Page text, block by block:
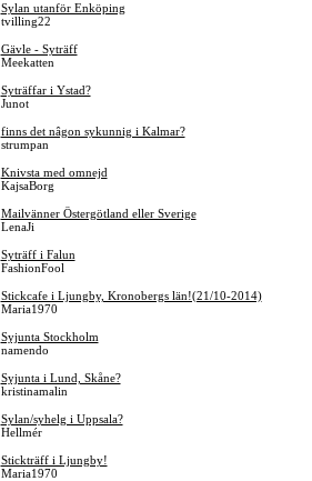
Sylan utanför Enköping
tvilling22
Gävle - Syträff
Meekatten
Syträffar i Ystad?
Junot
finns det nâgon sykunnig i Kalmar?
strumpan
Knivsta med omnejd
KajsaBorg
Mailvänner Östergötland eller Sverige
LenaJi
Syträff i Falun
FashionFool
Stickcafe i Ljungby, Kronobergs län!(21/10-2014)
Maria1970
Syjunta Stockholm
namendo
Syjunta i Lund, Skåne?
kristinamalin
Sylan/syhelg i Uppsala?
Hellmér
Stickträff i Ljungby!
Maria1970